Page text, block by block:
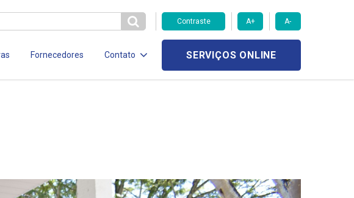
Contraste A+ A-
Fornecedores Contato SERVIÇOS ONLINE